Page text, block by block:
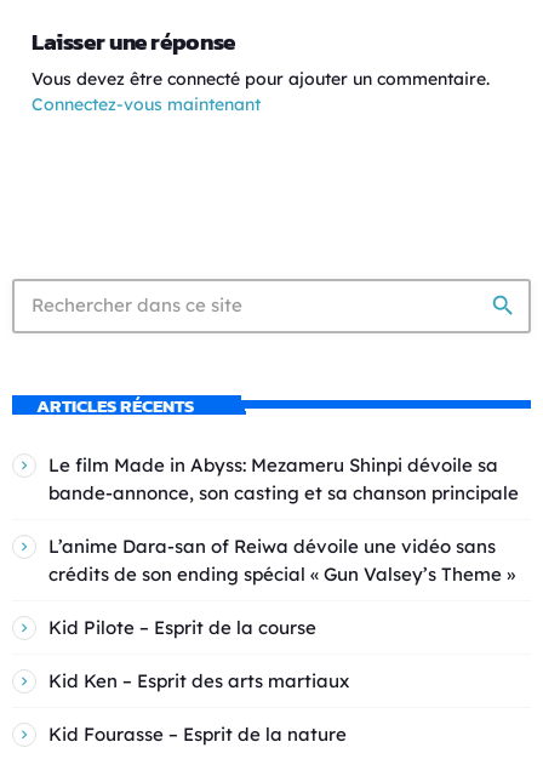
Laisser une réponse
Vous devez être connecté pour ajouter un commentaire.
Connectez-vous maintenant
search
ARTICLES RÉCENTS
Le film Made in Abyss: Mezameru Shinpi dévoile sa
bande-annonce, son casting et sa chanson principale
L’anime Dara-san of Reiwa dévoile une vidéo sans
crédits de son ending spécial « Gun Valsey’s Theme »
Kid Pilote – Esprit de la course
Kid Ken – Esprit des arts martiaux
Kid Fourasse – Esprit de la nature